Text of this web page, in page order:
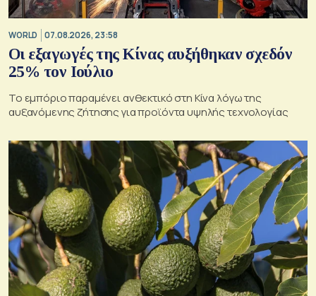
WORLD 07.08.2026, 23:58
Οι εξαγωγές της Κίνας αυξήθηκαν σχεδόν
25% τον Ιούλιο
Το εμπόριο παραμένει ανθεκτικό στη Κίνα λόγω της
αυξανόμενης ζήτησης για προϊόντα υψηλής τεχνολογίας